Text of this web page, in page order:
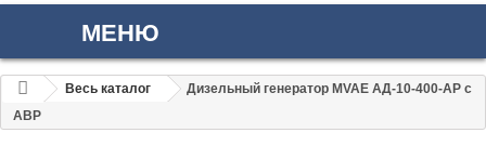
МЕНЮ
Весь каталог
Дизельный генератор MVAE АД-10-400-АР с
АВР